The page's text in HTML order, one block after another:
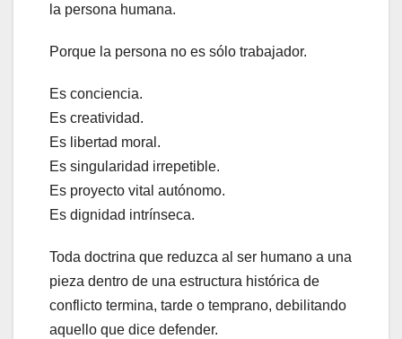
la persona humana.
Porque la persona no es sólo trabajador.
Es conciencia.
Es creatividad.
Es libertad moral.
Es singularidad irrepetible.
Es proyecto vital autónomo.
Es dignidad intrínseca.
Toda doctrina que reduzca al ser humano a una
pieza dentro de una estructura histórica de
conflicto termina, tarde o temprano, debilitando
aquello que dice defender.